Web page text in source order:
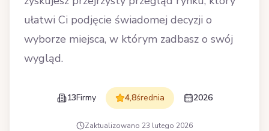
ułatwi Ci podjęcie świadomej decyzji o
wyborze miejsca, w którym zadbasz o swój
wygląd.
13Firmy 4,8średnia 2026
Zaktualizowano 23 lutego 2026